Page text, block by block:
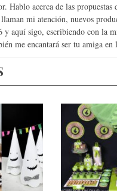
Hablo acerca de las
llaman mi atención, nuevos
y aquí sigo, escribiendo con la
me encantará ser tu amiga en